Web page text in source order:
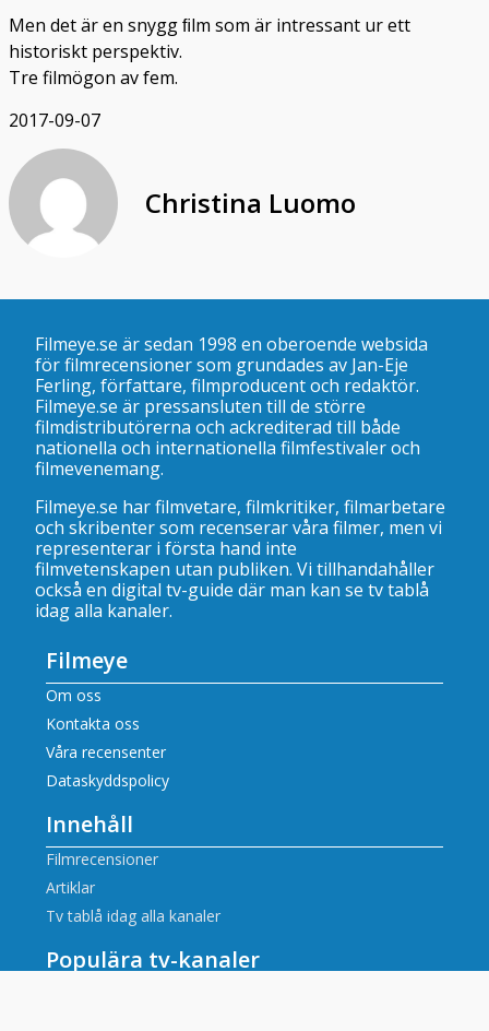
Men det är en snygg ﬁlm som är intressant ur ett
historiskt perspektiv.
Tre filmögon av fem.
2017-09-07
Christina Luomo
Filmeye.se är sedan 1998 en oberoende websida
för filmrecensioner som grundades av Jan-Eje
Ferling, författare, filmproducent och redaktör.
Filmeye.se är pressansluten till de större
filmdistributörerna och ackrediterad till både
nationella och internationella filmfestivaler och
filmevenemang.
Filmeye.se har filmvetare, filmkritiker, filmarbetare
och skribenter som recenserar våra filmer, men vi
representerar i första hand inte
filmvetenskapen utan publiken. Vi tillhandahåller
också en digital tv-guide där man kan se tv tablå
idag alla kanaler.
Filmeye
Om oss
Kontakta oss
Våra recensenter
Dataskyddspolicy
Innehåll
Filmrecensioner
Artiklar
Tv tablå idag alla kanaler
Populära tv-kanaler